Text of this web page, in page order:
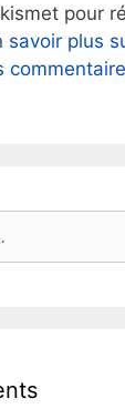
pour
savoir plus